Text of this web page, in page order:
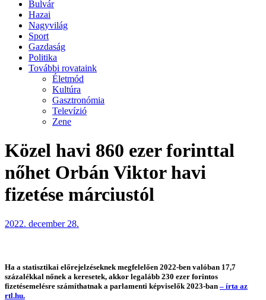
Bulvár
Hazai
Nagyvilág
Sport
Gazdaság
Politika
További rovataink
Életmód
Kultúra
Gasztronómia
Televízió
Zene
Közel havi 860 ezer forinttal
nőhet Orbán Viktor havi
fizetése márciustól
2022. december 28.
Ha a statisztikai előrejelzéseknek megfelelően 2022-ben valóban 17,7
százalékkal nőnek a keresetek, akkor legalább 230 ezer forintos
fizetésemelésre számíthatnak a parlamenti képviselők 2023-ban – írta az
rtl.hu.